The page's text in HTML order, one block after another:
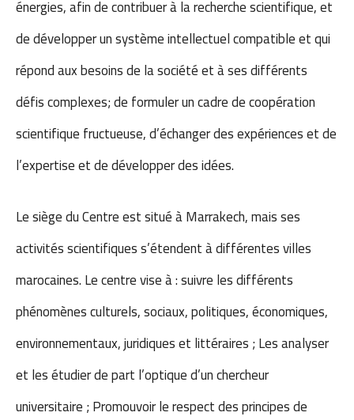
énergies, afin de contribuer à la recherche scientifique, et
de développer un système intellectuel compatible et qui
répond aux besoins de la société et à ses différents
défis complexes; de formuler un cadre de coopération
scientifique fructueuse, d’échanger des expériences et de
l’expertise et de développer des idées.
Le siège du Centre est situé à Marrakech, mais ses
activités scientifiques s’étendent à différentes villes
marocaines. Le centre vise à : suivre les différents
phénomènes culturels, sociaux, politiques, économiques,
environnementaux, juridiques et littéraires ; Les analyser
et les étudier de part l’optique d’un chercheur
universitaire ; Promouvoir le respect des principes de